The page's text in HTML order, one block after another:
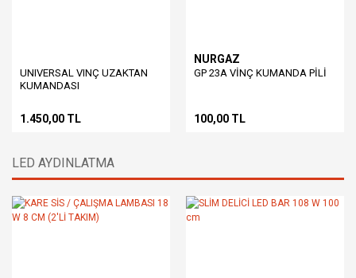
UNIVERSAL VINÇ UZAKTAN
KUMANDASI
1.450,00 TL
NURGAZ
GP 23A VİNÇ KUMANDA PİLİ
100,00 TL
LED AYDINLATMA